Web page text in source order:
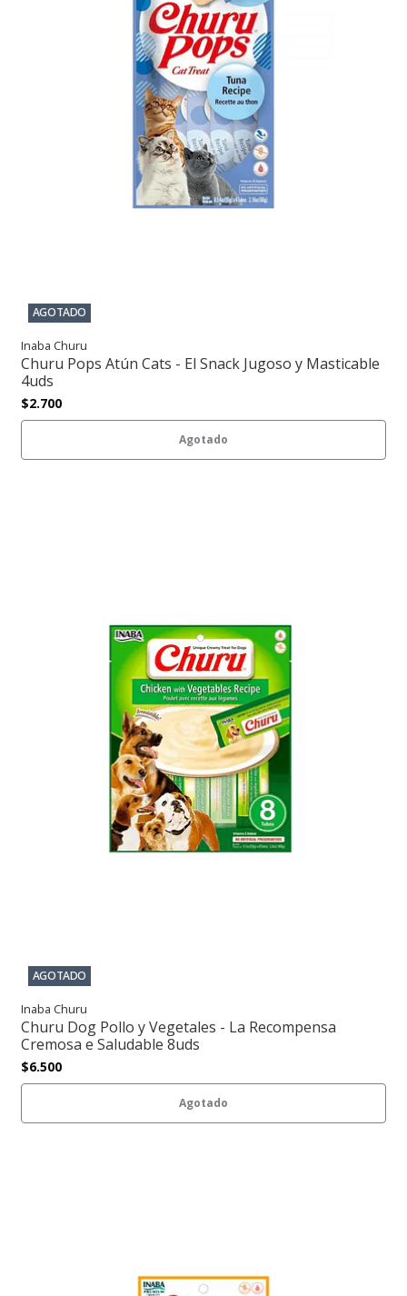
AGOTADO
Inaba Churu
Churu Pops Atún Cats - El Snack Jugoso y Masticable
4uds
$2.700
Agotado
AGOTADO
Inaba Churu
Churu Dog Pollo y Vegetales - La Recompensa
Cremosa e Saludable 8uds
$6.500
Agotado